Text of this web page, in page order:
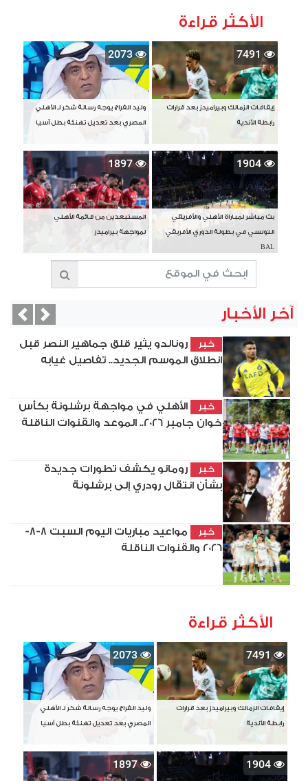
الأكثر قراءة
7491
إيقافات الزمالك وبيراميدز بعد قرارات
رابطة الأندية
2073
وليد الفراج يوجه رسالة شكر لـ الأهلي
المصري بعد تعديل تهنئة بطل آسيا
1904
بث مباشر لمباراة الأهلي والأفريقي
التونسي في بطولة الدوري الأفريقي
BAL
1897
المستبعدين من قائمة الأهلي
لمواجهة بيراميدز
آخر الأخبار
خبر
رونالدو يثير قلق جماهير النصر قبل
انطلاق الموسم الجديد.. تفاصيل غيابه
خبر
الأهلي في مواجهة برشلونة بكأس
خوان جامبر 2026.. الموعد والقنوات الناقلة
خبر
رومانو يكشف تطورات جديدة
بشأن انتقال رودري إلى برشلونة
خبر
مواعيد مباريات اليوم السبت 8-8-
2026 والقنوات الناقلة
Next
الأكثر قراءة
7491
إيقافات الزمالك وبيراميدز بعد قرارات
رابطة الأندية
2073
وليد الفراج يوجه رسالة شكر لـ الأهلي
المصري بعد تعديل تهنئة بطل آسيا
1904
1897